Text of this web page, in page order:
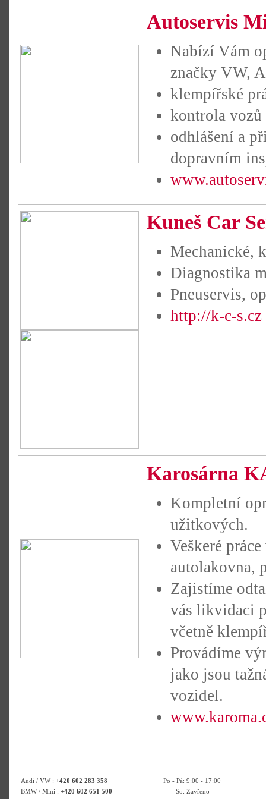
Autoservis
Nabízí Vám
značky VW,
klempířské
kontrola
odhlášení a
dopravním
Kuneš Car
Mechanické,
Diagnostika
Pneuservis,
http://k-c-s.cz
Karosárna
Kompletní
užitkových.
Veškeré
autolakovna,
Zajistíme
vás likvidaci
včetně
Provádíme
jako jsou
vozidel.
Audi / VW : +420 602 283 358
BMW / Mini : +420 602 651 500
Po - Pá: 9:00 - 17:00
So: Zavřeno